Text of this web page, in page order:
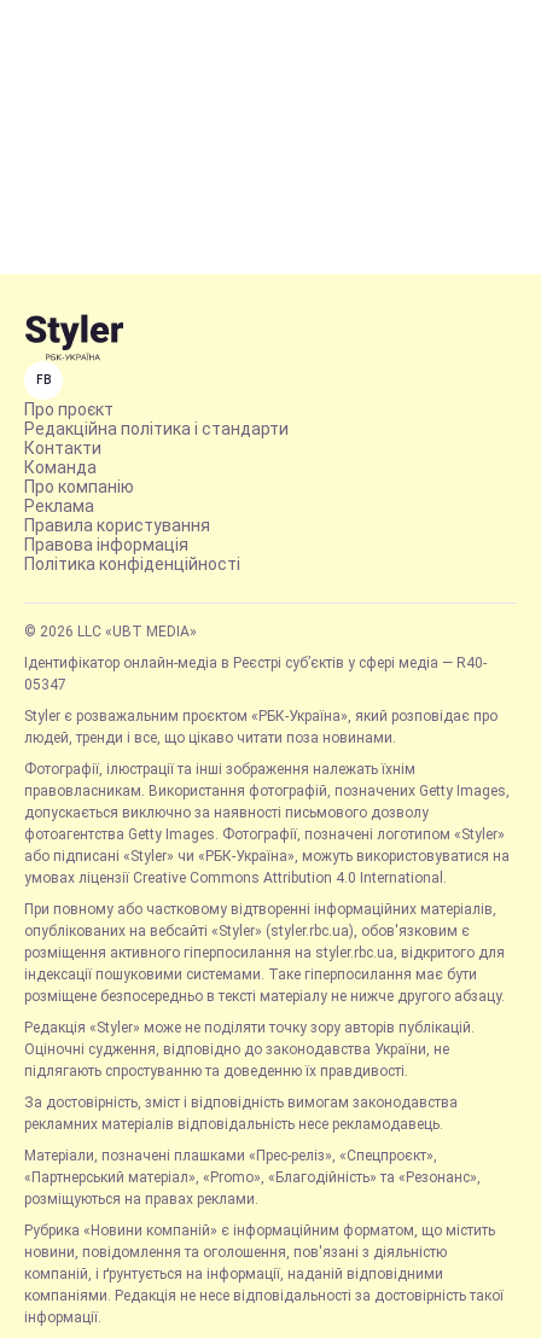
FB
Про проєкт
Редакційна політика і стандарти
Контакти
Команда
Про компанію
Реклама
Правила користування
Правова інформація
Політика конфіденційності
© 2026 LLC «UBT MEDIA»
Ідентифікатор онлайн-медіа в Реєстрі суб’єктів у сфері медіа — R40-
05347
Styler є розважальним проєктом «РБК-Україна», який розповідає про
людей, тренди і все, що цікаво читати поза новинами.
Фотографії, ілюстрації та інші зображення належать їхнім
правовласникам. Використання фотографій, позначених Getty Images,
допускається виключно за наявності письмового дозволу
фотоагентства Getty Images. Фотографії, позначені логотипом «Styler»
або підписані «Styler» чи «РБК-Україна», можуть використовуватися на
умовах ліцензії Creative Commons Attribution 4.0 International.
При повному або частковому відтворенні інформаційних матеріалів,
опублікованих на вебсайті «Styler» (styler.rbc.ua), обов'язковим є
розміщення активного гіперпосилання на styler.rbc.ua, відкритого для
індексації пошуковими системами. Таке гіперпосилання має бути
розміщене безпосередньо в тексті матеріалу не нижче другого абзацу.
Редакція «Styler» може не поділяти точку зору авторів публікацій.
Оціночні судження, відповідно до законодавства України, не
підлягають спростуванню та доведенню їх правдивості.
За достовірність, зміст і відповідність вимогам законодавства
рекламних матеріалів відповідальність несе рекламодавець.
Матеріали, позначені плашками «Прес-реліз», «Спецпроєкт»,
«Партнерський матеріал», «Promo», «Благодійність» та «Резонанс»,
розміщуються на правах реклами.
Рубрика «Новини компаній» є інформаційним форматом, що містить
новини, повідомлення та оголошення, пов'язані з діяльністю
компаній, і ґрунтується на інформації, наданій відповідними
компаніями. Редакція не несе відповідальності за достовірність такої
інформації.